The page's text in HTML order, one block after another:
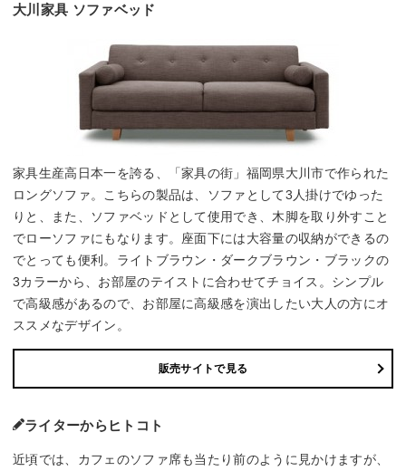
大川家具 ソファベッド
家具生産高日本一を誇る、「家具の街」福岡県大川市で作られた
ロングソファ。こちらの製品は、ソファとして3人掛けでゆった
りと、また、ソファベッドとして使用でき、木脚を取り外すこと
でローソファにもなります。座面下には大容量の収納ができるの
でとっても便利。ライトブラウン・ダークブラウン・ブラックの
3カラーから、お部屋のテイストに合わせてチョイス。シンプル
で高級感があるので、お部屋に高級感を演出したい大人の方にオ
ススメなデザイン。
販売サイトで見る
ライターからヒトコト
近頃では、カフェのソファ席も当たり前のように見かけますが、